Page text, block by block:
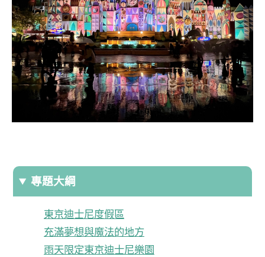
專題大綱
東京迪士尼度假區
充滿夢想與魔法的地方
雨天限定東京迪士尼樂園